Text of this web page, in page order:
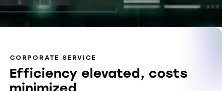
CORPORATE SERVICE
Efficiency elevated, costs